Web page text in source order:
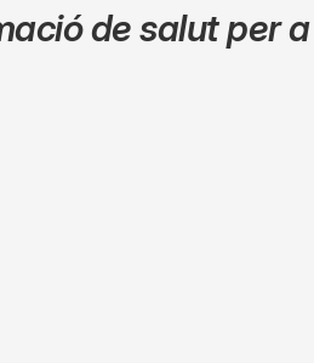
de salut per